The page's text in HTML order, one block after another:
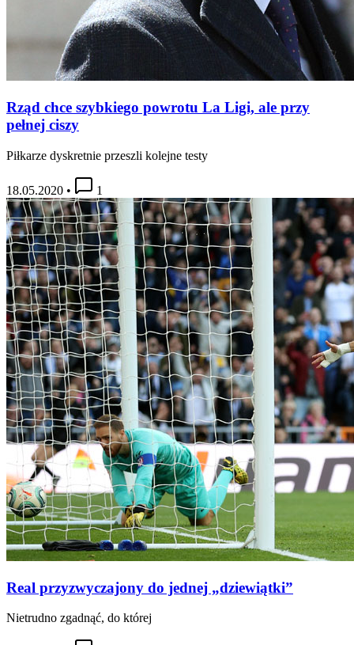
Rząd chce szybkiego powrotu La Ligi, ale przy
pełnej ciszy
Piłkarze dyskretnie przeszli kolejne testy
18.05.2020 • 1
Real przyzwyczajony do jednej „dziewiątki”
Nietrudno zgadnąć, do której